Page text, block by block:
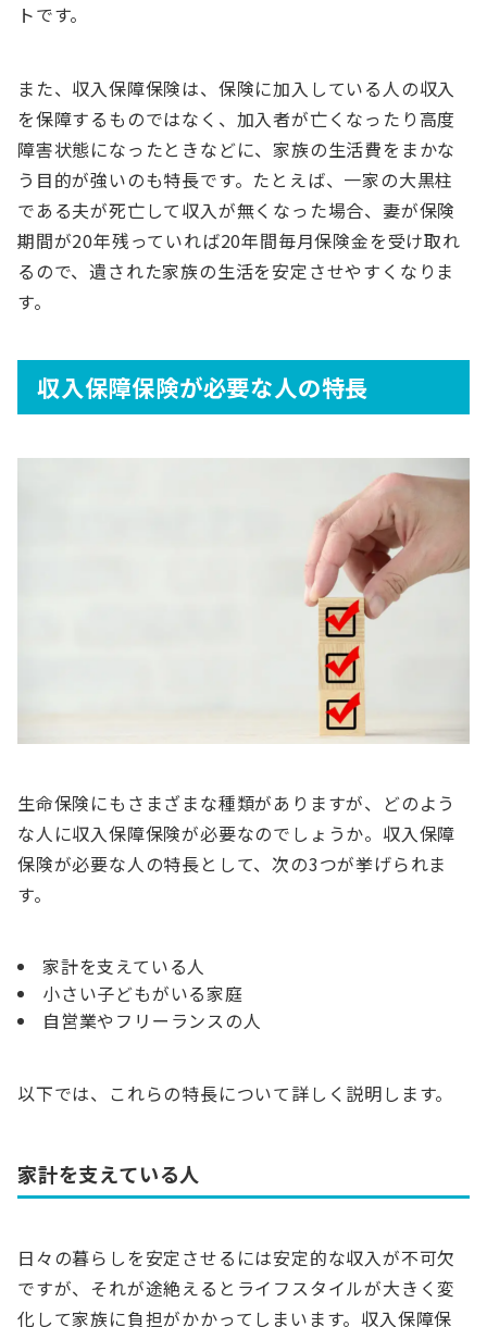
トです。
また、収入保障保険は、保険に加入している人の収入
を保障するものではなく、加入者が亡くなったり高度
障害状態になったときなどに、家族の生活費をまかな
う目的が強いのも特長です。たとえば、一家の大黒柱
である夫が死亡して収入が無くなった場合、妻が保険
期間が20年残っていれば20年間毎月保険金を受け取れ
るので、遺された家族の生活を安定させやすくなりま
す。
収入保障保険が必要な人の特長
生命保険にもさまざまな種類がありますが、どのよう
な人に収入保障保険が必要なのでしょうか。収入保障
保険が必要な人の特長として、次の3つが挙げられま
す。
家計を支えている人
小さい子どもがいる家庭
自営業やフリーランスの人
以下では、これらの特長について詳しく説明します。
家計を支えている人
日々の暮らしを安定させるには安定的な収入が不可欠
ですが、それが途絶えるとライフスタイルが大きく変
化して家族に負担がかかってしまいます。収入保障保